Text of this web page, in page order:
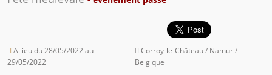
A lieu du 28/05/2022 au
29/05/2022
Corroy-le-Château / Namur /
Belgique